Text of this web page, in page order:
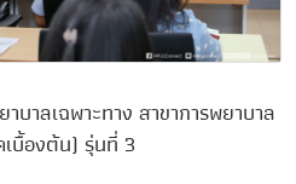
บาลเฉพาะทาง สาขาการพยาบาล
เบื้องต้น) รุ่นที่ 3